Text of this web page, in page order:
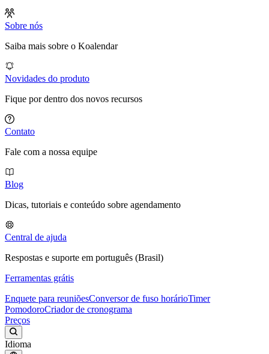
Sobre nós
Saiba mais sobre o Koalendar
Novidades do produto
Fique por dentro dos novos recursos
Contato
Fale com a nossa equipe
Blog
Dicas, tutoriais e conteúdo sobre agendamento
Central de ajuda
Respostas e suporte em português (Brasil)
Ferramentas grátis
Enquete para reuniõesConversor de fuso horárioTimer
PomodoroCriador de cronograma
Preços
Idioma